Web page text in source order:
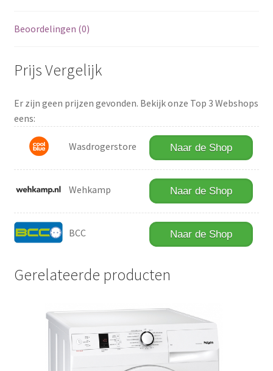
Beoordelingen (0)
Prijs Vergelijk
Er zijn geen prijzen gevonden. Bekijk onze Top 3 Webshops
eens:
Wasdrogerstore Naar de Shop
Wehkamp Naar de Shop
BCC Naar de Shop
Gerelateerde producten